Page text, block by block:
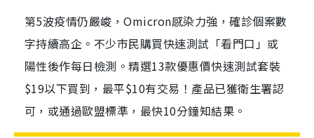
第5波疫情仍嚴峻，Omicron感染力強，確診個案數
字持續高企。不少市民購買快速測試「看門口」或
陽性後作每日檢測。精選13款優惠價快速測試套裝
$19以下買到，最平$10有交易！產品已獲衛生署認
可，或通過歐盟標準，最快10分鐘知結果。